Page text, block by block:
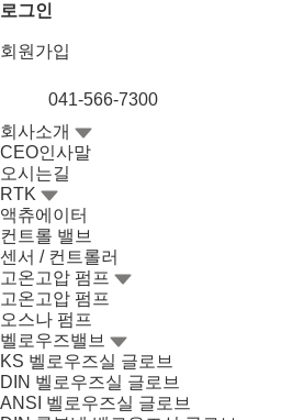
로그인
회원가입
041-566-7300
회사소개
CEO인사말
오시는길
RTK
액츄에이터
컨트롤 밸브
센서 / 컨트롤러
고온고압 펌프
고온고압 펌프
오스나 펌프
벨로우즈밸브
KS 벨로우즈실 글로브
DIN 벨로우즈실 글로브
ANSI 벨로우즈실 글로브